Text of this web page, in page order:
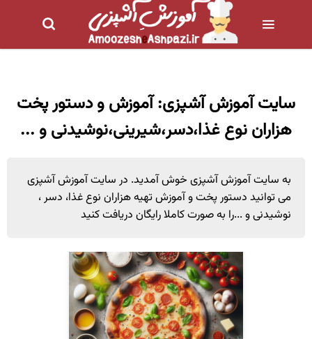
سایت آموزش آشپزی: آموزش و دستور پخت
هزاران نوع غذا،دسر،شیرینی،نوشیدنی و ...
به سایت آموزش آشپزی خوش آمدید. در سایت آموزش آشپزی
می توانید دستور پخت و آموزش تهیه هزاران نوع غذا، دسر ،
نوشیدنی و ...را به صورت کاملا رایگان دریافت کنید